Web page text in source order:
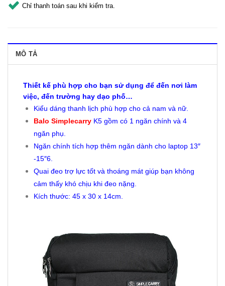
Chỉ thanh toán sau khi kiểm tra.
MÔ TẢ
Thiết kế phù hợp cho bạn sử dụng để đến nơi làm
việc, đến trường hay dạo phố…
Kiểu dáng thanh lịch phù hợp cho cả nam và nữ.
Balo SimplecarryK5 gồm có 1 ngăn chính và 4
ngăn phụ.
Ngăn chính tích hợp thêm ngăn dành cho laptop 13″
-15″6.
Quai đeo trợ lực tốt và thoáng mát giúp bạn không
cảm thấy khó chịu khi đeo nặng.
Kích thước: 45 x 30 x 14cm.